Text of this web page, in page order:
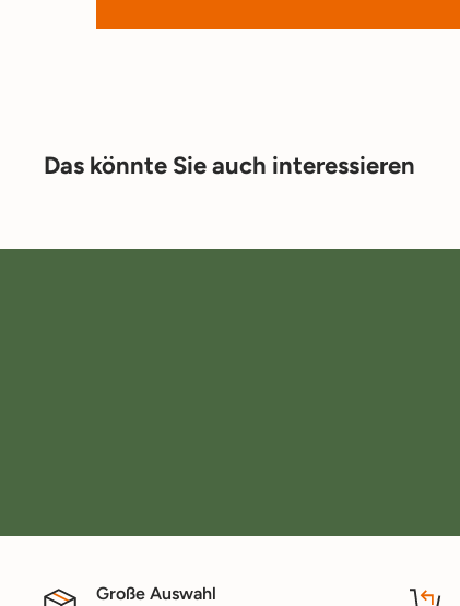
Das könnte Sie auch interessieren
Große Auswahl